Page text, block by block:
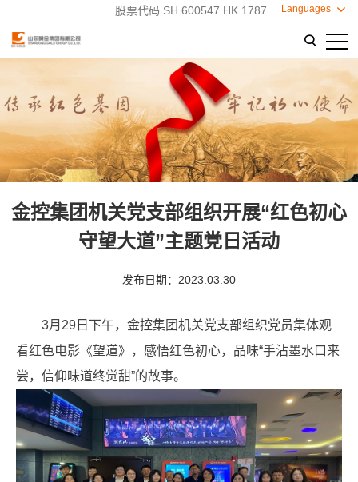
Languages 
股票代码 SH 600547 HK 1787

金控集团机关党支部组织开展“红色初心
守望大道”主题党日活动
发布日期：2023.03.30
3月29日下午，金控集团机关党支部组织党员集体观
看红色电影《望道》，感悟红色初心，品味“手沾墨水口来
尝，信仰味道终觉甜”的故事。